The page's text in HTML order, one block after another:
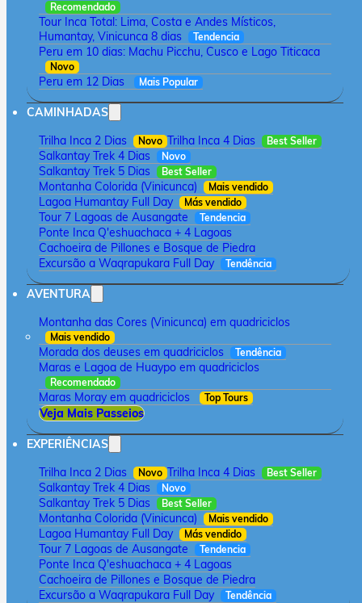
Recomendado
Tour Inca Total: Lima, Costa e Andes Místicos,
Humantay, Vinicunca 8 dias
Tendencia
Peru em 10 dias: Machu Picchu, Cusco e Lago Titicaca
Novo
Peru em 12 Dias Mais Popular
CAMINHADAS
Trilha Inca 2 Dias
Novo Trilha Inca 4 Dias Best Seller
Salkantay Trek 4 Dias Novo
Salkantay Trek 5 Dias Best Seller
Montanha Colorida (Vinicunca) Mais vendido
Lagoa Humantay Full Day Más vendido
Tour 7 Lagoas de Ausangate Tendencia
Ponte Inca Q'eshuachaca + 4 Lagoas
Cachoeira de Pillones e Bosque de Piedra
Excursão a Waqrapukara Full Day
Tendência
AVENTURA
Montanha das Cores (Vinicunca) em quadriciclos
Mais vendido
Morada dos deuses em quadriciclos Tendência
Maras e Lagoa de Huaypo em quadriciclos
Recomendado
Maras Moray em quadriciclos Top Tours
Veja Mais Passeios
EXPERIÊNCIAS
Trilha Inca 2 Dias
Novo Trilha Inca 4 Dias Best Seller
Salkantay Trek 4 Dias Novo
Salkantay Trek 5 Dias Best Seller
Montanha Colorida (Vinicunca) Mais vendido
Lagoa Humantay Full Day Más vendido
Tour 7 Lagoas de Ausangate Tendencia
Ponte Inca Q'eshuachaca + 4 Lagoas
Cachoeira de Pillones e Bosque de Piedra
Excursão a Waqrapukara Full Day
Tendência